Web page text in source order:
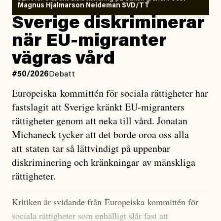
läget för hur den begynnande El Niño-händelsen ska
utveckla sig. El Niño är ett återkommande
väderfenomen som uppstår när havsvattnet i delar av
Stilla havet blir ovanligt varmt. Det påverkar vädret
över stora delar av världen och under
forskare allt oftare varnat för att den här El Niñon
Det verkar vara en underdrift, menar nu Zeke
Hausfather.
”Det ser ut som att årets El Niño inte bara med stor
sannolikhet kommer att bli den starkaste sedan
tillförlitliga mätningar inleddes – den kan till och med
marginal”, skriver han.
Magnus Hjalmarson Neideman SVD/TT
Sverige diskriminerar
när EU-migranter
vägras vård
#50/2026 Debatt
Europeiska kommittén för sociala rättigheter har
fastslagit att Sverige kränkt EU-migranters
rättigheter genom att neka till vård. Jonatan
Michaneck tycker att det borde oroa oss alla
att staten tar så lättvindigt på uppenbar
diskriminering och kränkningar av mänskliga
rättigheter.
Kritiken är svidande från Europeiska kommittén för
sociala rättigheter som enhälligt slår fast att